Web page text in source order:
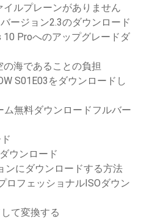
ルプレーンがありません
ージョン2.3のダウンロード
Proへのアップグレードダ
海であることの負担
S01E03をダウンロードし
ム無料ダウンロードフルバー
ウンロード
ンにダウンロードする方法
ロフェッショナルISOダウン
て変換する